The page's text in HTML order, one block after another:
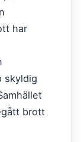
har
skyldig
brott